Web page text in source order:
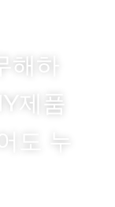
하
제품
도 누